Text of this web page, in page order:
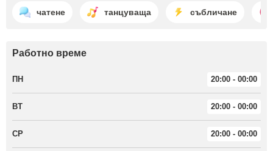
чатене танцуваща събличане
Работно време
ПН 20:00 - 00:00
ВТ 20:00 - 00:00
СР 20:00 - 00:00